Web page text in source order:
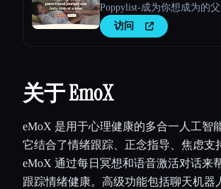
Poppylist-成为你想成为的
访问
关于 EmoX
eMoX 是用于心理健康的多合一人工智
它结合了情绪跟踪、正念指导、焦虑支
eMoX 通过每日冥想和语音激活对话来
跟踪情绪健康。高级功能包括聊天机器